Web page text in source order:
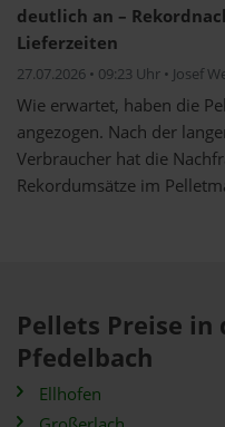
deutlich an –
Lieferzeiten
27.07.2026 • 09:23 Uhr • Josef
Wie erwartet, haben die
angezogen. Nach der
Verbraucher hat die
Rekordumsätze im
Pellets Preise in
Pfedelbach
Ellhofen